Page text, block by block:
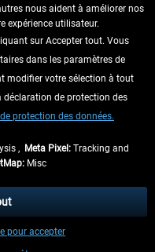
description contraire.
Pour les autres pays, veuillez
d'expédition.
nous aident à améliorer nos
expérience utilisateur.
sur Accepter tout. Vous
dans les paramètres de
modifier votre sélection à tout
de protection des
protection des données.
, Meta Pixel: Tracking and
Misc
pour accepter